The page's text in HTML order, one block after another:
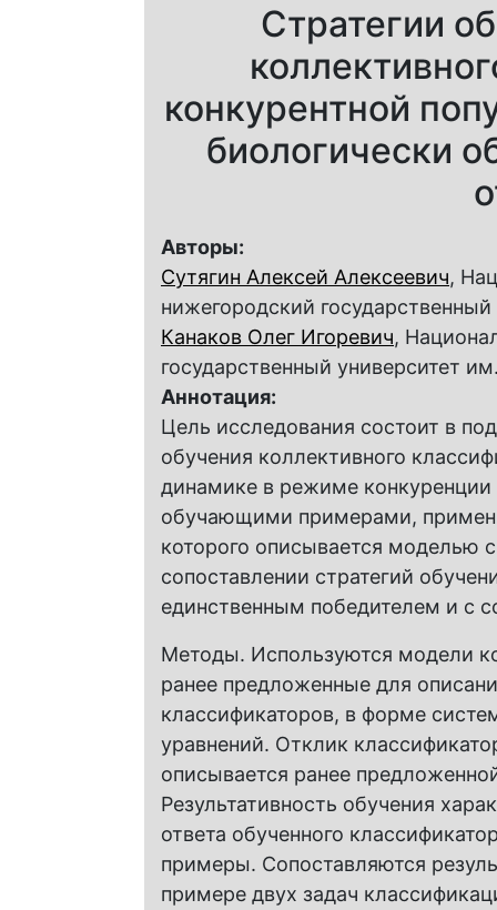
Стратегии
конкурентной
биологически
Авторы:
Сутягин Алексей Алексеевич,
нижегородский
Канаков Олег Игоревич,
государственный университет
Аннотация:
Цель исследования состоит в
обучения коллективного
динамике в режиме
обучающими примерами,
которого описывается моделью
сопоставлении стратегий
единственным победителем и с
Методы. Используются модели
ранее предложенные для
классификаторов, в форме
уравнений. Отклик
описывается ранее
Результативность обучения
ответа обученного
примеры. Сопоставляются
примере двух задач